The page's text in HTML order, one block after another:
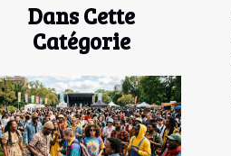
Dans Cette
Catégorie